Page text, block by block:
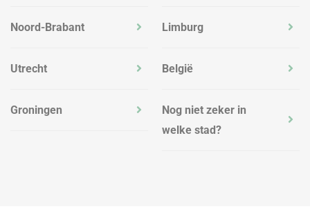
Noord-Brabant
Utrecht
Groningen
Limburg
België
Nog niet zeker in
welke stad?